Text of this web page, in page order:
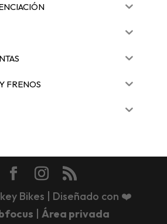
FRENOS
Bikes | Diseñado con ❤️
Área privada